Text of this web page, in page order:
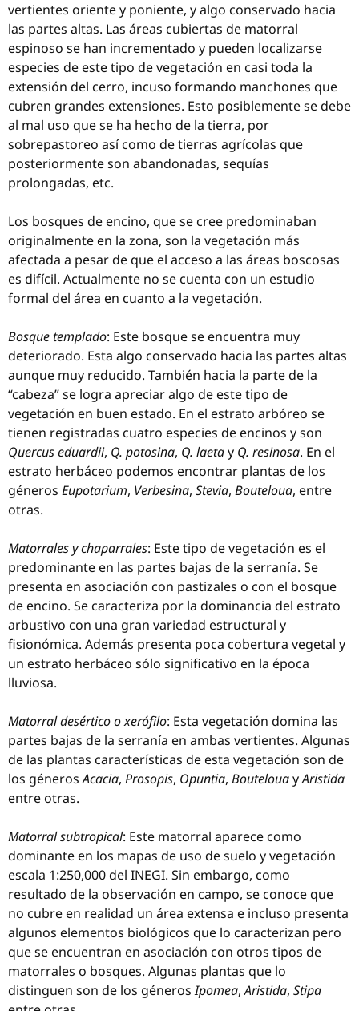
vertientes oriente y poniente, y algo conservado hacia
las partes altas. Las áreas cubiertas de matorral
espinoso se han incrementado y pueden localizarse
especies de este tipo de vegetación en casi toda la
extensión del cerro, incuso formando manchones que
cubren grandes extensiones. Esto posiblemente se debe
al mal uso que se ha hecho de la tierra, por
sobrepastoreo así como de tierras agrícolas que
posteriormente son abandonadas, sequías
prolongadas, etc.
Los bosques de encino, que se cree predominaban
originalmente en la zona, son la vegetación más
afectada a pesar de que el acceso a las áreas boscosas
es difícil. Actualmente no se cuenta con un estudio
formal del área en cuanto a la vegetación.
Bosque templado: Este bosque se encuentra muy
deteriorado. Esta algo conservado hacia las partes altas
aunque muy reducido. También hacia la parte de la
“cabeza” se logra apreciar algo de este tipo de
vegetación en buen estado. En el estrato arbóreo se
tienen registradas cuatro especies de encinos y son
Quercus eduardii, Q. potosina, Q. laetay Q. resinosa. En el
estrato herbáceo podemos encontrar plantas de los
géneros Eupotarium, Verbesina, Stevia, Bouteloua, entre
otras.
Matorrales y chaparrales: Este tipo de vegetación es el
predominante en las partes bajas de la serranía. Se
presenta en asociación con pastizales o con el bosque
de encino. Se caracteriza por la dominancia del estrato
arbustivo con una gran variedad estructural y
fisionómica. Además presenta poca cobertura vegetal y
un estrato herbáceo sólo significativo en la época
lluviosa.
Matorral desértico o xerófilo: Esta vegetación domina las
partes bajas de la serranía en ambas vertientes. Algunas
de las plantas características de esta vegetación son de
los génerosAcacia, Prosopis, Opuntia, BoutelouayAristida
entre otras.
Matorral subtropical: Este matorral aparece como
dominante en los mapas de uso de suelo y vegetación
escala 1:250,000 del INEGI. Sin embargo, como
resultado de la observación en campo, se conoce que
no cubre en realidad un área extensa e incluso presenta
algunos elementos biológicos que lo caracterizan pero
que se encuentran en asociación con otros tipos de
matorrales o bosques. Algunas plantas que lo
distinguen son de los génerosIpomea,Aristida, Stipa